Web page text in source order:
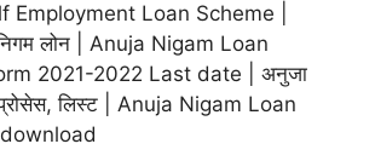
Employment Loan Scheme |
लोन | Anuja Nigam Loan
2021-2022 Last date | अनुजा
प्रोसेस, लिस्ट | Anuja Nigam Loan